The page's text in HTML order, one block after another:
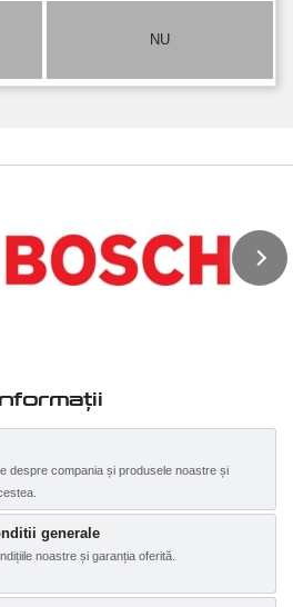
NU
despre compania și produsele noastre și
generale
noastre și garanția oferită.